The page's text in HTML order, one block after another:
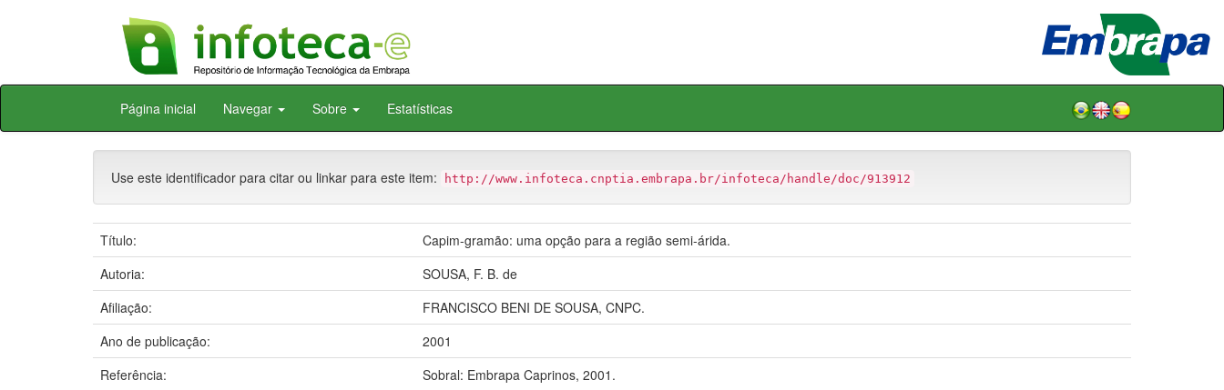
Skip
Página inicial Navegar Sobre Estatísticas
Use este identificador para citar ou linkar para este item: http://www.infoteca.cnptia.embrapa.br/infoteca/handle/doc/913912
Título:
Capim-gramão: uma opção para a região semi-árida.
Autoria:
SOUSA, F. B. de
Afiliação:
FRANCISCO BENI DE SOUSA, CNPC.
Ano de publicação:
2001
Referência:
Sobral: Embrapa Caprinos, 2001.